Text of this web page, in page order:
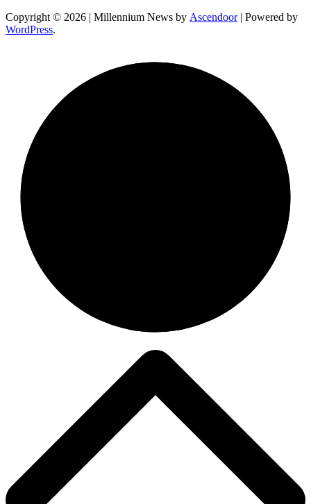
Copyright © 2026 | Millennium News by Ascendoor| Powered by
WordPress.